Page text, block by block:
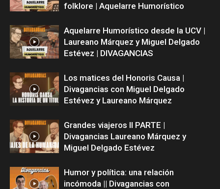
folklore | Aquelarre Humorístico
Aquelarre Humorístico desde la UCV |
Laureano Márquez y Miguel Delgado
Estévez | DIVAGANCIAS
Los matices del Honoris Causa |
Divagancias con Miguel Delgado
Estévez y Laureano Márquez
Grandes viajeros II PARTE |
Divagancias Laureano Márquez y
Miguel Delgado Estévez
Humor y política: una relación
incómoda || Divagancias con